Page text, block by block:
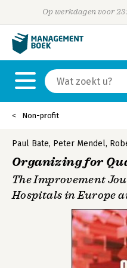
Op werkdagen voor
Non-profit
Paul Bate, Peter Mendel,
Organizing for
The Improvement
Hospitals in Europe